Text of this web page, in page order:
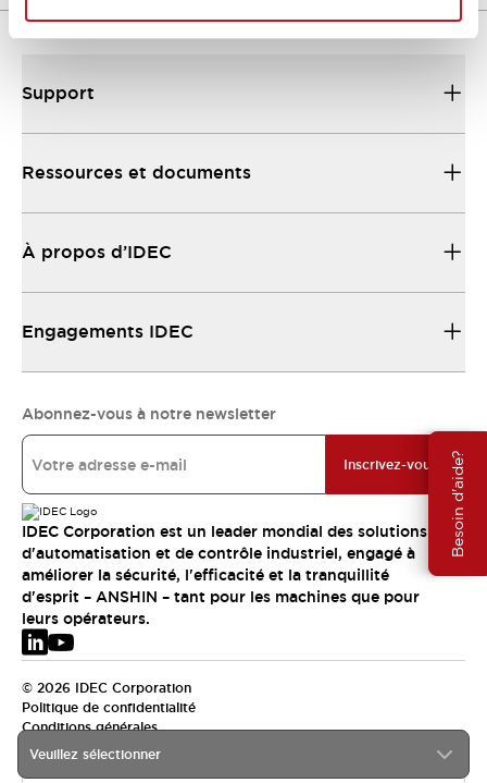
Besoin d'aide?
Veuillez sélectionner
Support
Ressources et documents
À propos d’IDEC
Engagements IDEC
Abonnez-vous à notre newsletter
Inscrivez-vous
IDEC Corporation est un leader mondial des solutions
d'automatisation et de contrôle industriel, engagé à
améliorer la sécurité, l'efficacité et la tranquillité
d'esprit – ANSHIN – tant pour les machines que pour
leurs opérateurs.
© 2026 IDEC Corporation
Politique de confidentialité
Conditions générales
EMEA